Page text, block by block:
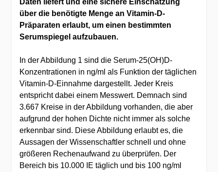
über die benötigte Menge an Vitamin-D-
Präparaten erlaubt, um einen bestimmten
Serumspiegel aufzubauen.
In der Abbildung 1 sind die Serum-25(OH)D-
Konzentrationen in ng/ml als Funktion der täglichen
Vitamin-D-Einnahme dargestellt. Jeder Kreis
entspricht dabei einem Messwert. Demnach sind
3.667 Kreise in der Abbildung vorhanden, die aber
aufgrund der hohen Dichte nicht immer als solche
erkennbar sind. Diese Abbildung erlaubt es, die
Aussagen der Wissenschaftler schnell und ohne
größeren Rechenaufwand zu überprüfen. Der
Bereich bis 10.000 IE täglich und bis 100 ng/ml